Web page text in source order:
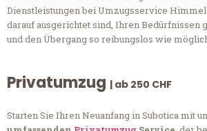
Dienstleistungen bei Umzugsservice
darauf ausgerichtet sind, Ihren Bedürfnissen
und den Übergang so reibungslos wie
Privatumzug | ab 250 CHF
Starten Sie Ihren Neuanfang in Subotica mit